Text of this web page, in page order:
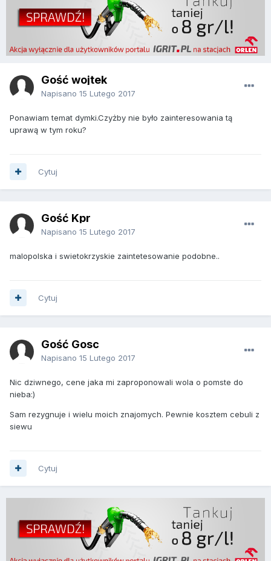
Gość wojtek
Napisano 15 Lutego 2017
Ponawiam temat dymki.Czyżby nie było zainteresowania tą
uprawą w tym roku?
Cytuj
Gość Kpr
Napisano 15 Lutego 2017
malopolska i swietokrzyskie zaintetesowanie podobne..
Cytuj
Gość Gosc
Napisano 15 Lutego 2017
Nic dziwnego, cene jaka mi zaproponowali wola o pomste do
nieba:)
Sam rezygnuje i wielu moich znajomych. Pewnie kosztem cebuli z
siewu
Cytuj